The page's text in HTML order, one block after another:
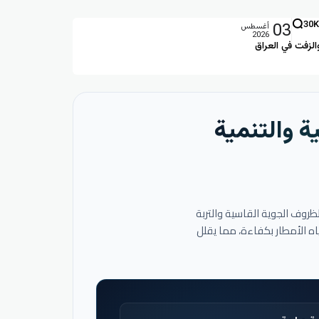
في العراق
30K
03 أغسطس
2026
والتنمية
الجوية القاسية والتربة
الأمطار بكفاءة، مما يقلل